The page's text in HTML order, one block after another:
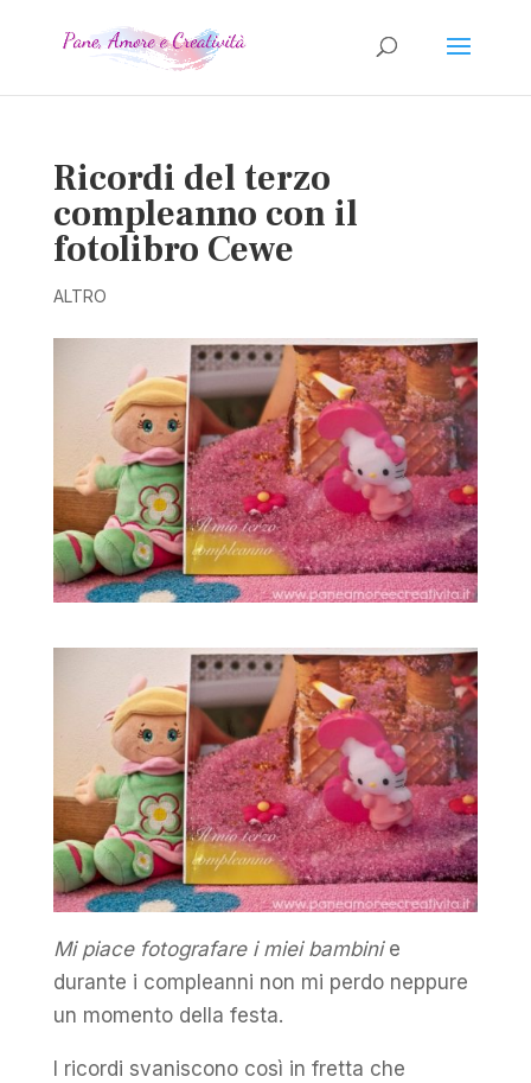
Ricordi del terzo
compleanno con il
fotolibro Cewe
ALTRO
Mi piace fotografare i miei bambinie
durante i compleanni non mi perdo neppure
un momento della festa.
I ricordi svaniscono così in fretta che